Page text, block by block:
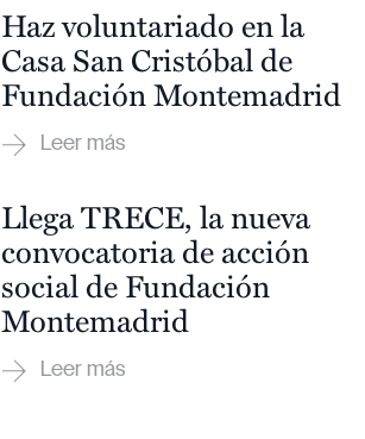
Haz voluntariado en la
Casa San Cristóbal de
Fundación Montemadrid
Llega TRECE, la nueva
convocatoria de acción
social de Fundación
Montemadrid